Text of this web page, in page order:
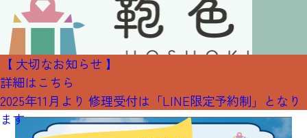
【 大切なお知らせ 】
詳細はこちら
2025年11月より 修理受付は「LINE限定予約制」となり
ます
ブログ